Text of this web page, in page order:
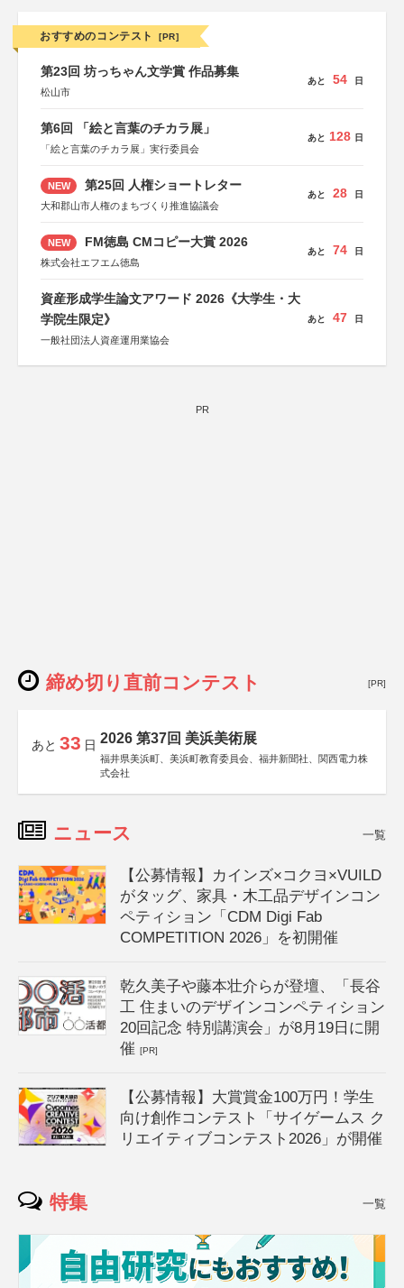
おすすめのコンテスト [PR]
第23回 坊っちゃん文学賞 作品募集
松山市
あと 54 日
第6回 「絵と言葉のチカラ展」
「絵と言葉のチカラ展」実行委員会
あと 128 日
NEW 第25回 人権ショートレター
大和郡山市人権のまちづくり推進協議会
あと 28 日
NEW FM徳島 CMコピー大賞 2026
株式会社エフエム徳島
あと 74 日
資産形成学生論文アワード 2026《大学生・大
学院生限定》
一般社団法人資産運用業協会
あと 47 日
PR
締め切り直前コンテスト [PR]
あと 33 日 2026 第37回 美浜美術展
福井県美浜町、美浜町教育委員会、福井新聞社、関西電力株
式会社
ニュース 一覧
【公募情報】カインズ×コクヨ×VUILD
がタッグ、家具・木工品デザインコン
ペティション「CDM Digi Fab
COMPETITION 2026」を初開催
乾久美子や藤本壮介らが登壇、「長谷
工 住まいのデザインコンペティション
20回記念 特別講演会」が8月19日に開
催[PR]
【公募情報】大賞賞金100万円！学生
向け創作コンテスト「サイゲームス ク
リエイティブコンテスト2026」が開催
特集 一覧